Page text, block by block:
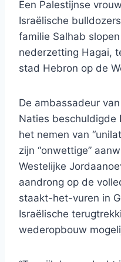
Een Palestijnse
Israëlische
familie Salhab
nederzetting Hagai,
stad Hebron op de
De ambassadeur
Naties beschuldigde
het nemen van
zijn “onwettige”
Westelijke
aandrong op de
staakt-het-vuren in
Israëlische
wederopbouw